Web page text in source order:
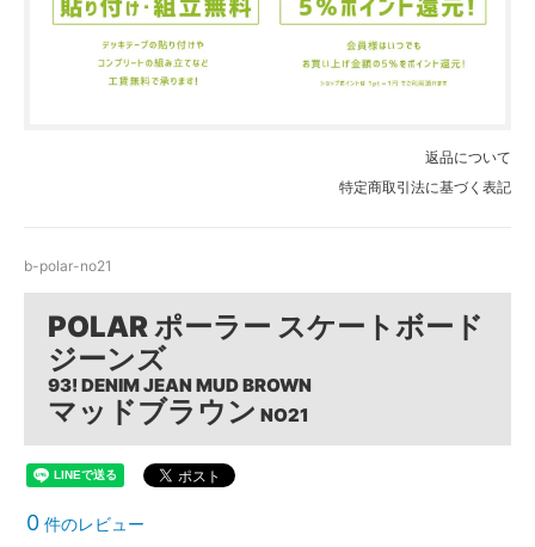
返品について
特定商取引法に基づく表記
b-polar-no21
POLAR ポーラー スケートボード
ジーンズ
93! DENIM JEAN MUD BROWN
マッドブラウン NO21
0 件のレビュー